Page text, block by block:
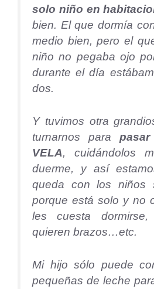
solo niño en
bien. El que dormía
medio bien, pero el
niño no pegaba ojo
durante el día
dos.
Y tuvimos otra
turnarnos para
VELA, cuidándolos
duerme, y así
queda con los niños
porque está solo y no
les cuesta dormirse,
quieren brazos…etc.
Mi hijo sólo puede
pequeñas de leche